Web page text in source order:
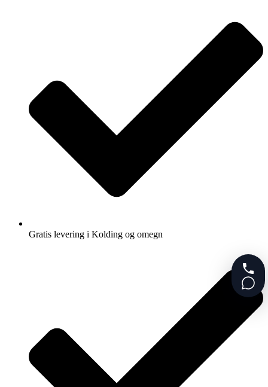
Gratis levering i Kolding og omegn